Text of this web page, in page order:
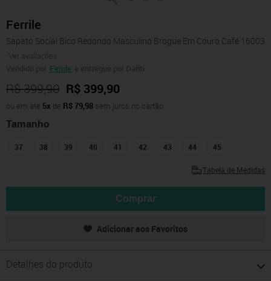
Ferrile
Sapato Social Bico Redondo Masculino Brogue Em Couro Café 16003
Ver avaliações
Vendido por Ferrile e entregue por Dafiti
R$ 399,90 R$ 399,90
ou em até 5x de R$ 79,98 sem juros no cartão
Tamanho
37 38 39 40 41 42 43 44 45
Tabela de Medidas
Comprar
Adicionar aos Favoritos
Detalhes do produto